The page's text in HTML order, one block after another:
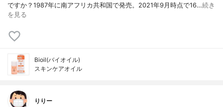
ですか？⁡⁡1987年に南アフリカ共和国で発売。⁡⁡2021年9月時点で16…続き
を見る
Bioil(バイオイル)
スキンケアオイル
りりー